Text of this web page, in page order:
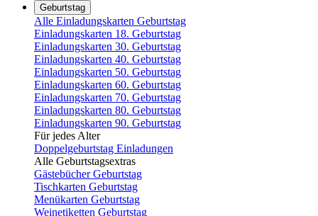
Geburtstag
Alle Einladungskarten Geburtstag
Einladungskarten 18. Geburtstag
Einladungskarten 30. Geburtstag
Einladungskarten 40. Geburtstag
Einladungskarten 50. Geburtstag
Einladungskarten 60. Geburtstag
Einladungskarten 70. Geburtstag
Einladungskarten 80. Geburtstag
Einladungskarten 90. Geburtstag
Für jedes Alter
Doppelgeburtstag Einladungen
Alle Geburtstagsextras
Gästebücher Geburtstag
Tischkarten Geburtstag
Menükarten Geburtstag
Weinetiketten Geburtstag